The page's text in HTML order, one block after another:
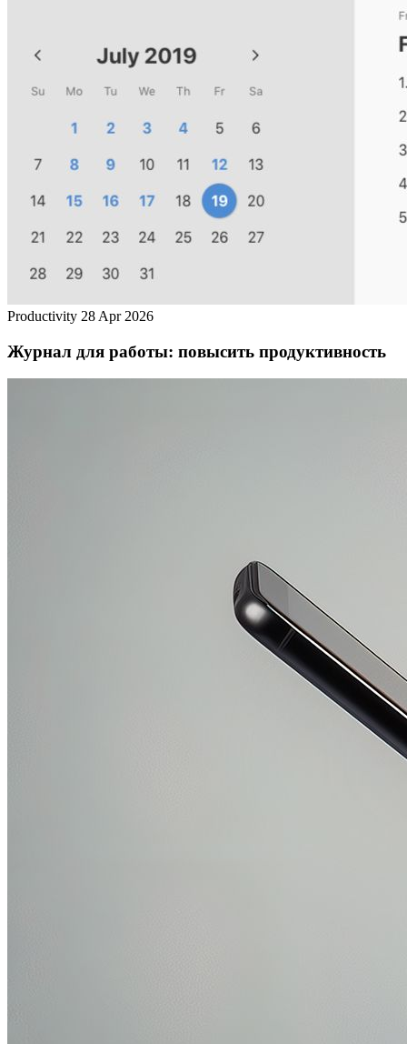
Productivity 28 Apr 2026
Журнал для работы: повысить продуктивность